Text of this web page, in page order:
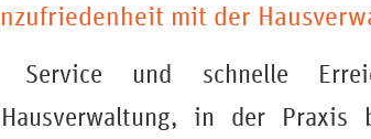
mit der
Service und schnelle
in der